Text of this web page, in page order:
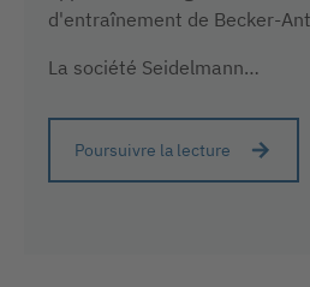
d'entraînement de Becker-
La société Seidelmann…
Poursuivre la lecture